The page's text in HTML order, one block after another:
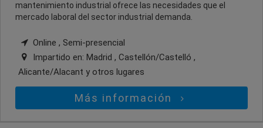
mantenimiento industrial ofrece las necesidades que el
mercado laboral del sector industrial demanda.
Online , Semi-presencial
Impartido en: Madrid , Castellón/Castelló ,
Alicante/Alacant y otros lugares
Más información